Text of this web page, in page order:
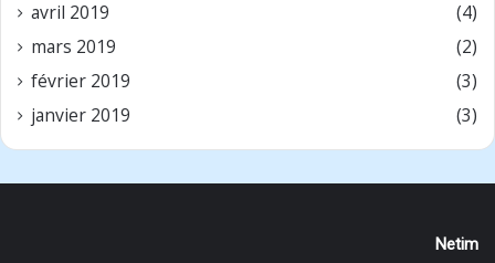
avril 2019
(4)
mars 2019
(2)
février 2019
(3)
janvier 2019
(3)
Netim